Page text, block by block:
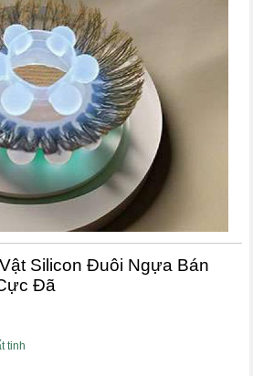
Silicon Đuôi Ngựa Bán
Đã
tinh